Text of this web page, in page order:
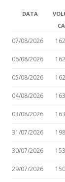
DATA
07/08/2026
06/08/2026
05/08/2026
04/08/2026
03/08/2026
31/07/2026
30/07/2026
29/07/2026